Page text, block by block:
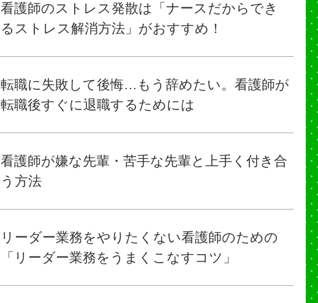
看護師のストレス発散は「ナースだからでき
るストレス解消方法」がおすすめ！
転職に失敗して後悔…もう辞めたい。看護師が
転職後すぐに退職するためには
看護師が嫌な先輩・苦手な先輩と上手く付き合
う方法
リーダー業務をやりたくない看護師のための
「リーダー業務をうまくこなすコツ」